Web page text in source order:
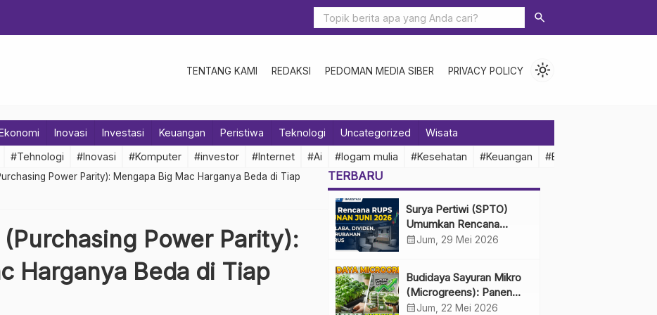
search
TENTANG KAMI REDAKSI PEDOMAN MEDIA SIBER PRIVACY POLICY light_mode
Inovasi Investasi Keuangan Peristiwa Teknologi Uncategorized Wisata
#Tehnologi #Inovasi #Komputer #investor #Internet #Ai #logam mulia #Kesehatan #Keuangan #Ekonomi Indonesia
Power Parity): Mengapa Big Mac Harganya Beda di Tiap
Power Parity):
Harganya Beda di Tiap
TERBARU
Surya Pertiwi (SPTO)
Umumkan Rencana
RUPS Tahunan Juni 2026,
Penguru
calendar_monthJum, 29 Mei 2026
Budidaya Sayuran Mikro
(Microgreens): Panen
Cepat, Untung Besar
calendar_monthJum, 22 Mei 2026